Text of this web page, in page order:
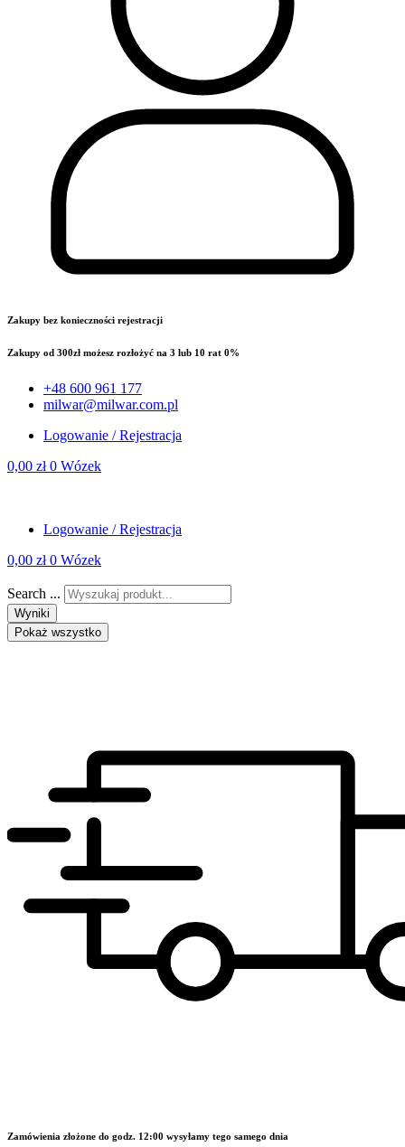
Zakupy bez konieczności rejestracji
Zakupy od 300zł możesz rozłożyć na 3 lub 10 rat 0%
+48 600 961 177
milwar@milwar.com.pl
Logowanie / Rejestracja
0,00 zł 0 Wózek
Logowanie / Rejestracja
0,00 zł 0 Wózek
Search ...
Wyniki
Pokaż wszystko
Zamówienia złożone do godz. 12:00 wysyłamy tego samego dnia